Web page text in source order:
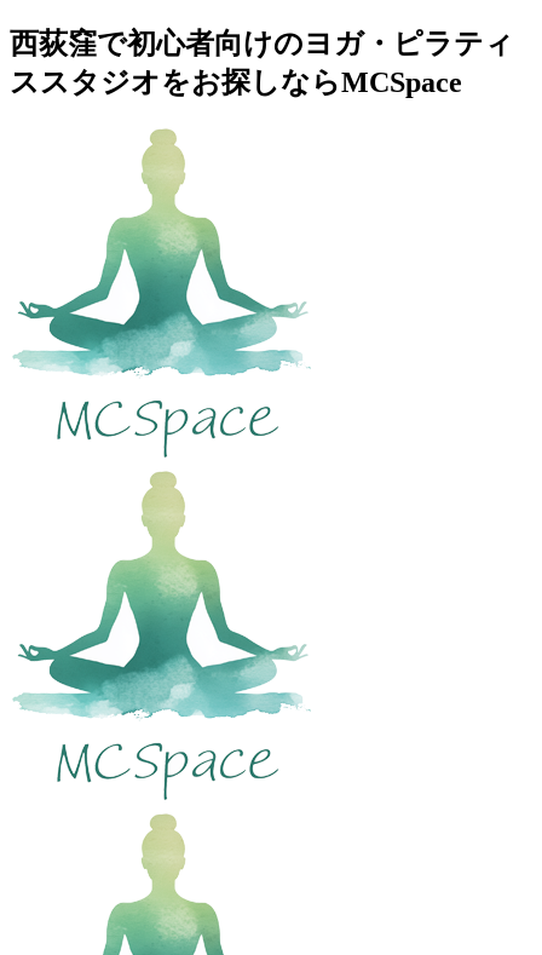
西荻窪で初心者向けのヨガ・ピラティ
ススタジオをお探しならMCSpace